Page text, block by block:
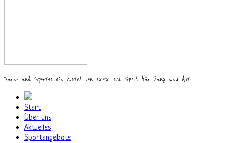
Turn- und Sportverein Zetel von 1888 e.V. Sport für Jung und Alt
Start
Über uns
Aktuelles
Sportangebote